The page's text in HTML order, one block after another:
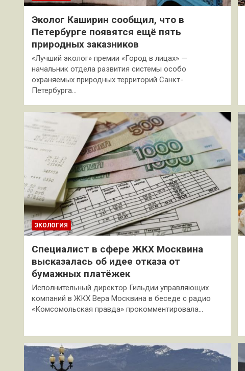
Эколог Каширин сообщил, что в
Петербурге появятся ещё пять
природных заказников
«Лучший эколог» премии «Город в лицах» —
начальник отдела развития системы особо
охраняемых природных территорий Санкт-
Петербурга…
ЭКОЛОГИЯ
Специалист в сфере ЖКХ Москвина
высказалась об идее отказа от
бумажных платёжек
Исполнительный директор Гильдии управляющих
компаний в ЖКХ Вера Москвина в беседе с радио
«Комсомольская правда» прокомментировала…